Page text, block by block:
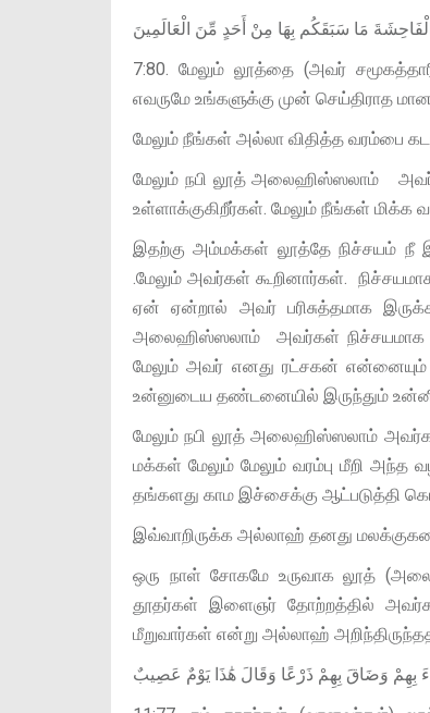
مَا سَبَقَكُم بِهَا مِنْ أَحَدٍ مِّنَ الْعَالَمِينَ
7:80. மேலும் லூத்தை (அவர்
எவருமே உங்களுக்கு முன் செய்திராத
மேலும் நீங்கள் அல்லா விதித்த வரம்பை
மேலும் நபி லூத் அலைஹிஸ்ஸலாம்
உள்ளாக்குகிறீர்கள். மேலும் நீங்கள் மிக்க
இதற்கு அம்மக்கள் லூத்தே நிச்சயம் நீ
.மேலும் அவர்கள் கூறினார்கள்.
ஏன் ஏன்றால் அவர் பரிசுத்தமாக
அலைஹிஸ்ஸலாம் அவர்கள் நிச்சயமாக
மேலும் அவர் எனது ரட்சகன்
உன்னுடைய தண்டனையில் இருந்தும்
மேலும் நபி லூத் அலைஹிஸ்ஸலாம்
மக்கள் மேலும் மேலும் வரம்பு மீறி
தங்களது காம இச்சைக்கு ஆட்படுத்தி
இவ்வாறிருக்க அல்லாஹ் தனது
ஒரு நாள் சோகமே உருவாக லூத்
தூதர்கள் இளைஞர் தோற்றத்தில்
மீறுவார்கள் என்று அல்லாஹ்
بِهِمْ وَضَاقَ بِهِمْ ذَرْعًا وَقَالَ هَٰذَا يَوْمٌ عَصِيبٌ